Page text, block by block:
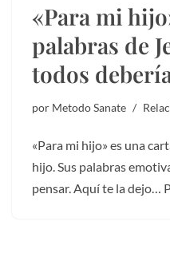
«Para mi
palabras de
todos
por Metodo Sanate
«Para mi hijo» es una
hijo. Sus palabras
pensar. Aquí te la dejo…